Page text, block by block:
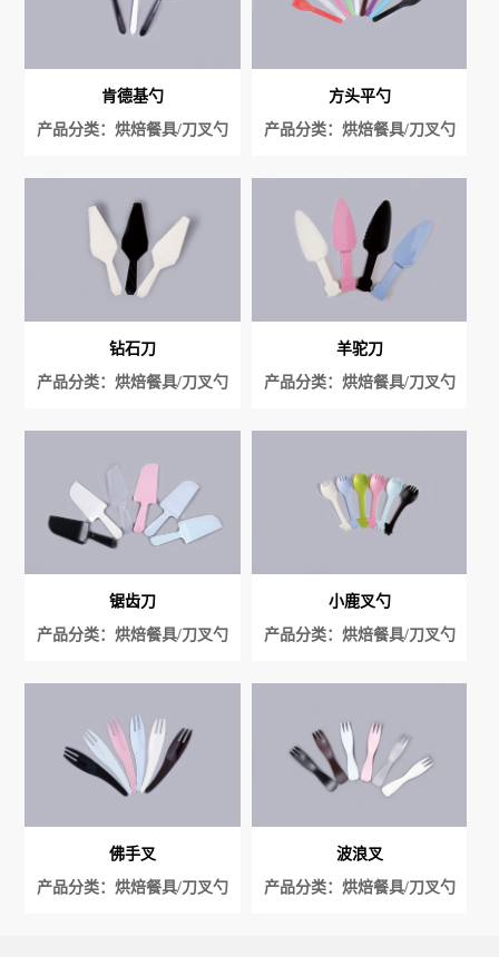
肯德基勺
产品分类：烘焙餐具/刀叉勺
方头平勺
产品分类：烘焙餐具/刀叉勺
钻石刀
产品分类：烘焙餐具/刀叉勺
羊驼刀
产品分类：烘焙餐具/刀叉勺
锯齿刀
产品分类：烘焙餐具/刀叉勺
小鹿叉勺
产品分类：烘焙餐具/刀叉勺
佛手叉
产品分类：烘焙餐具/刀叉勺
波浪叉
产品分类：烘焙餐具/刀叉勺